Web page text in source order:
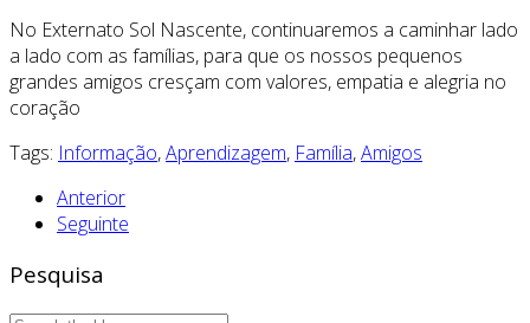
No Externato Sol Nascente, continuaremos a caminhar lado
a lado com as famílias, para que os nossos pequenos
grandes amigos cresçam com valores, empatia e alegria no
coração
Tags: Informação,Aprendizagem, Família,Amigos
Anterior
Seguinte
Pesquisa